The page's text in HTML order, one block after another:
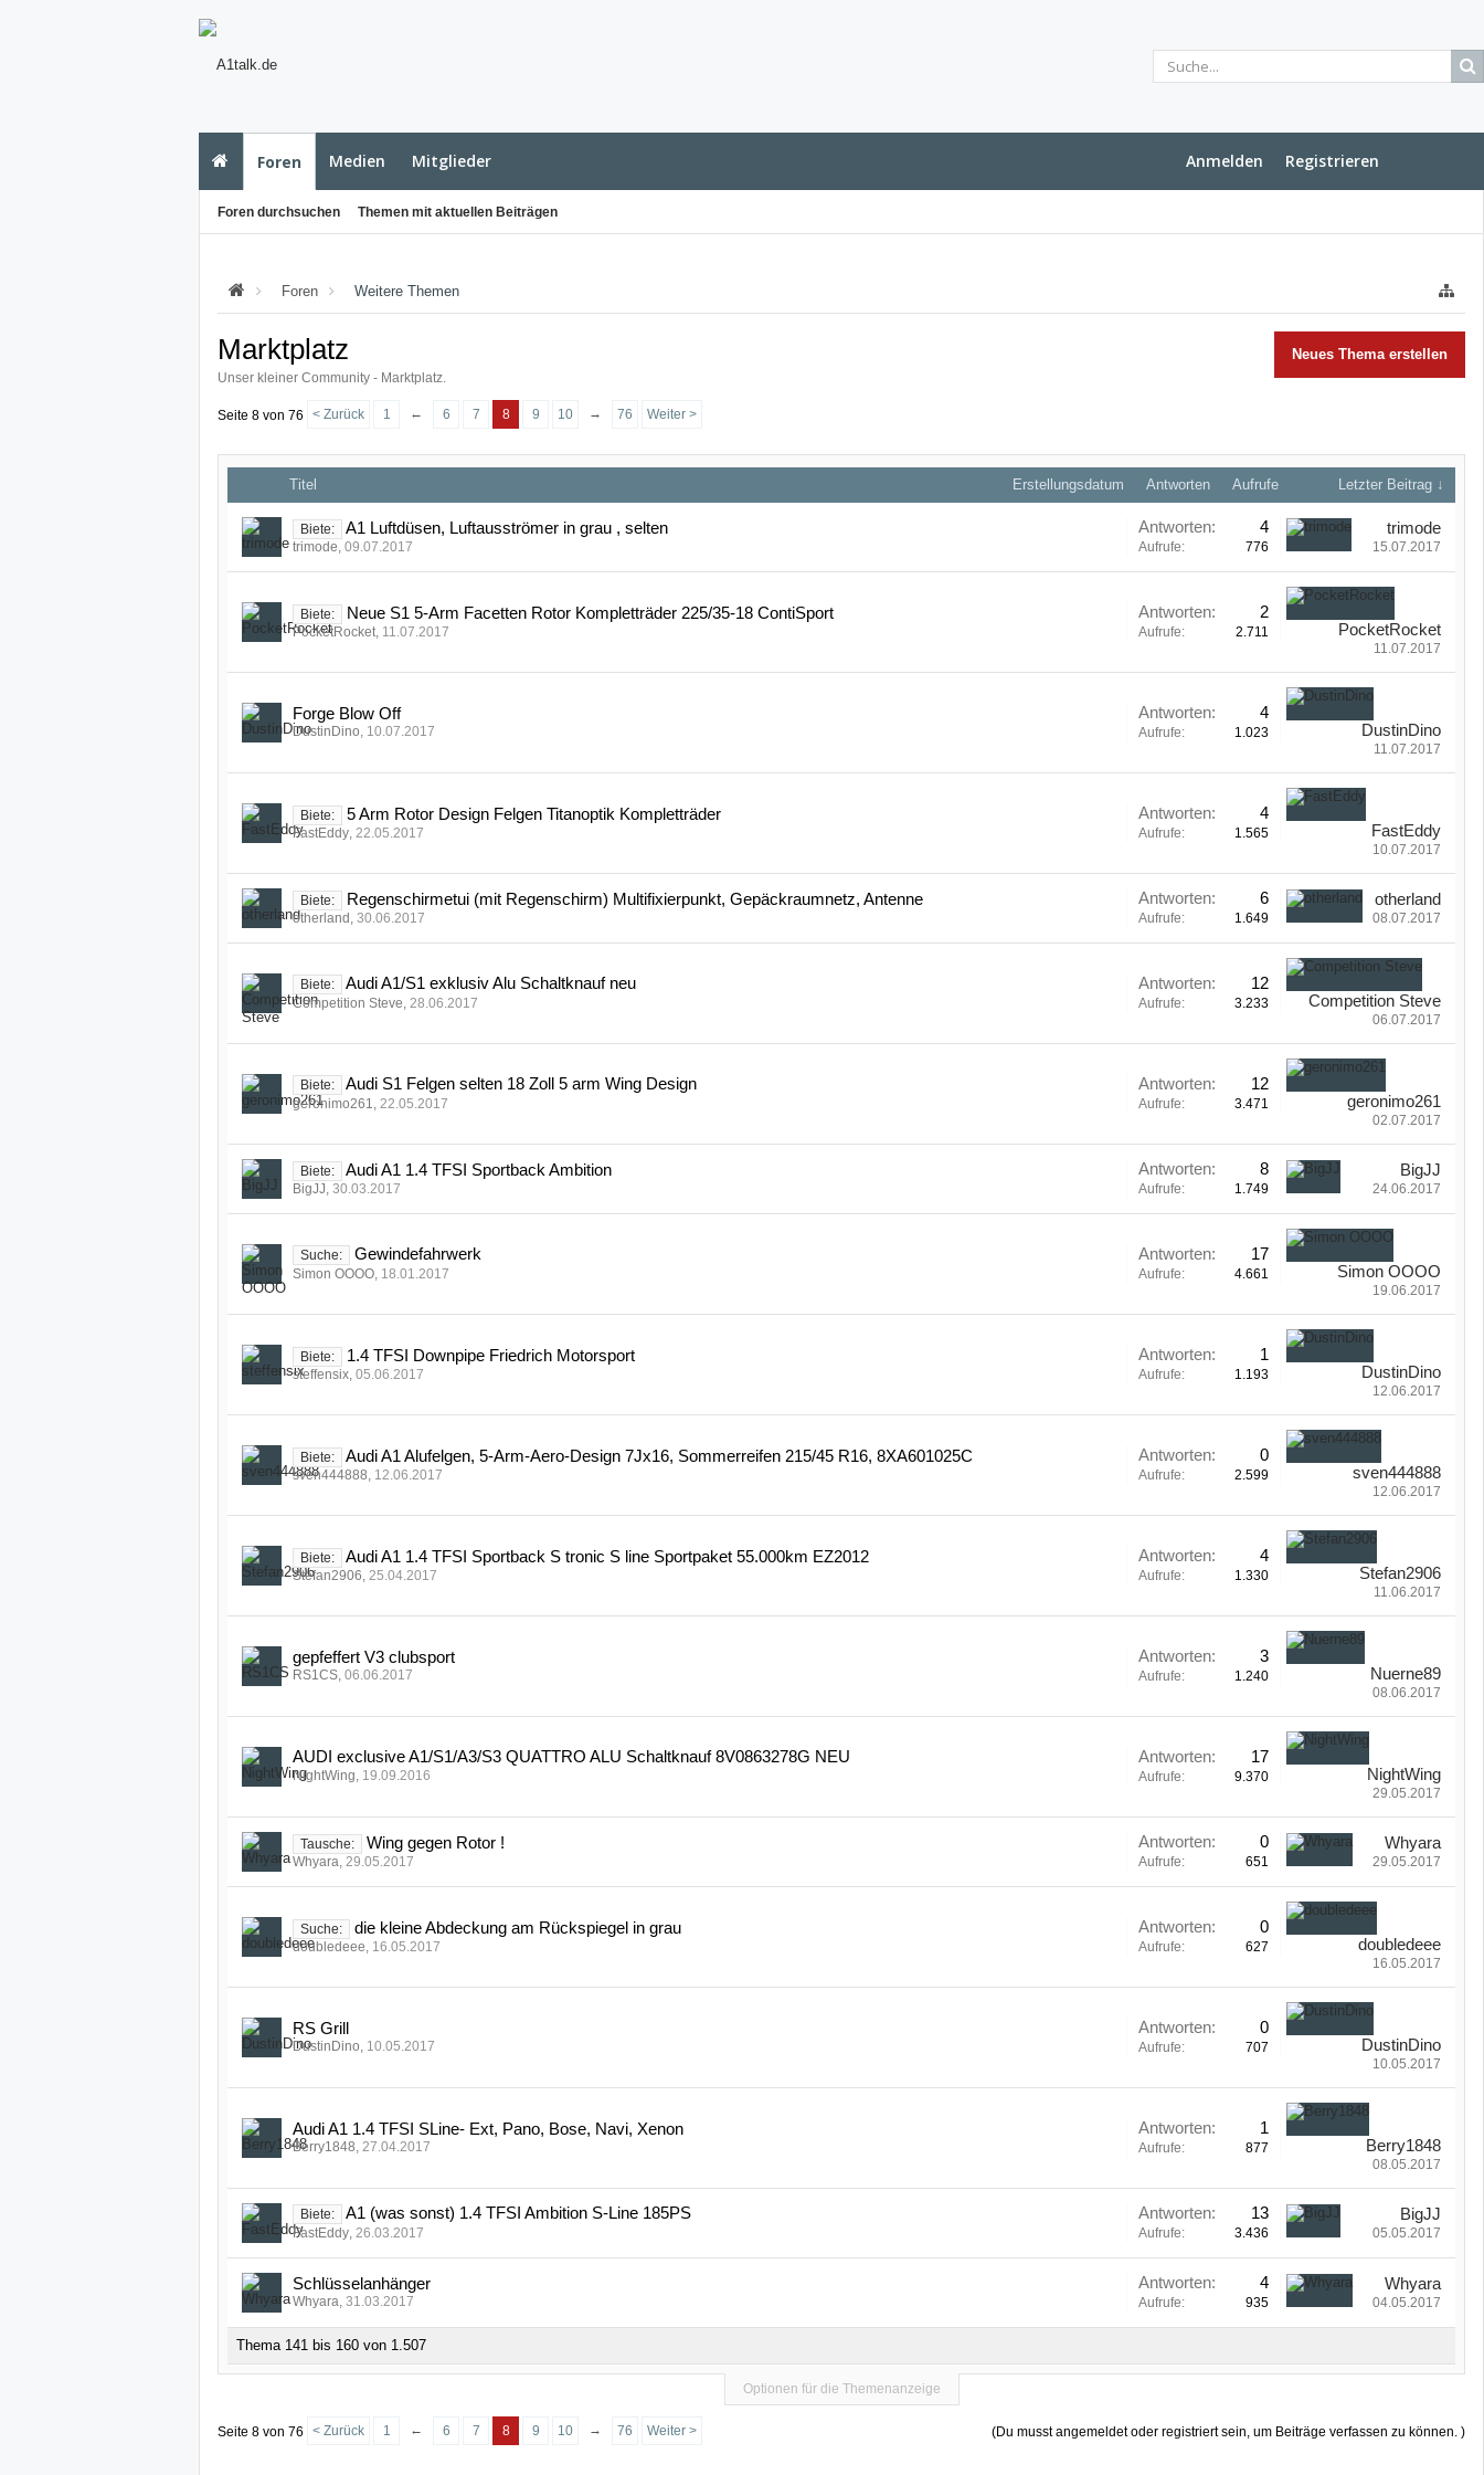
Foren
Foren durchsuchen Themen mit aktuellen Beiträgen
Medien Mitglieder Anmelden Registrieren
Foren Weitere Themen
Neues Thema erstellen
Marktplatz
Unser kleiner Community - Marktplatz.
Seite 8 von 76 < Zurück 1 ← 6 7 8 9 10 → 76 Weiter >
Titel Erstellungsdatum Antworten Aufrufe Letzter Beitrag ↓
Biete: A1 Luftdüsen, Luftausströmer in grau , selten
trimode, 09.07.2017
Antworten: 4
Aufrufe: 776
trimode
15.07.2017
Biete: Neue S1 5-Arm Facetten Rotor Kompletträder 225/35-18 ContiSport
PocketRocket, 11.07.2017
Antworten: 2
Aufrufe: 2.711 PocketRocket
11.07.2017
Forge Blow Off
DustinDino, 10.07.2017
Antworten: 4
Aufrufe: 1.023 DustinDino
11.07.2017
Biete: 5 Arm Rotor Design Felgen Titanoptik Kompletträder
FastEddy, 22.05.2017
Antworten: 4
Aufrufe: 1.565 FastEddy
10.07.2017
Biete: Regenschirmetui (mit Regenschirm) Multifixierpunkt, Gepäckraumnetz, Antenne
otherland , 30.06.2017
Antworten: 6
Aufrufe: 1.649
otherland
08.07.2017
Biete: Audi A1/S1 exklusiv Alu Schaltknauf neu
Competition Steve, 28.06.2017
Antworten: 12
Aufrufe: 3.233 Competition Steve
06.07.2017
Biete: Audi S1 Felgen selten 18 Zoll 5 arm Wing Design
geronimo261, 22.05.2017
Antworten: 12
Aufrufe: 3.471 geronimo261
02.07.2017
Biete: Audi A1 1.4 TFSI Sportback Ambition
BigJJ, 30.03.2017
Antworten: 8
Aufrufe: 1.749
BigJJ
24.06.2017
Suche: Gewindefahrwerk
Simon OOOO, 18.01.2017
Antworten: 17
Aufrufe: 4.661 Simon OOOO
19.06.2017
Biete: 1.4 TFSI Downpipe Friedrich Motorsport
steffensix, 05.06.2017
Antworten: 1
Aufrufe: 1.193 DustinDino
12.06.2017
Biete: Audi A1 Alufelgen, 5-Arm-Aero-Design 7Jx16, Sommerreifen 215/45 R16, 8XA601025C
sven444888, 12.06.2017
Antworten: 0
Aufrufe: 2.599 sven444888
12.06.2017
Biete: Audi A1 1.4 TFSI Sportback S tronic S line Sportpaket 55.000km EZ2012
Stefan2906, 25.04.2017
Antworten: 4
Aufrufe: 1.330 Stefan2906
11.06.2017
gepfeffert V3 clubsport
RS1CS, 06.06.2017
Antworten: 3
Aufrufe: 1.240 Nuerne89
08.06.2017
AUDI exclusive A1/S1/A3/S3 QUATTRO ALU Schaltknauf 8V0863278G NEU
NightWing, 19.09.2016
Antworten: 17
Aufrufe: 9.370 NightWing
29.05.2017
Tausche: Wing gegen Rotor !
Whyara, 29.05.2017
Antworten: 0
Aufrufe: 651
Whyara
29.05.2017
Suche: die kleine Abdeckung am Rückspiegel in grau
doubledeee, 16.05.2017
Antworten: 0
Aufrufe: 627 doubledeee
16.05.2017
RS Grill
DustinDino, 10.05.2017
Antworten: 0
Aufrufe: 707 DustinDino
10.05.2017
Audi A1 1.4 TFSI SLine- Ext, Pano, Bose, Navi, Xenon
Berry1848, 27.04.2017
Antworten: 1
Aufrufe: 877 Berry1848
08.05.2017
Biete: A1 (was sonst) 1.4 TFSI Ambition S-Line 185PS
FastEddy, 26.03.2017
Antworten: 13
Aufrufe: 3.436
BigJJ
05.05.2017
Schlüsselanhänger
Whyara, 31.03.2017
Antworten: 4
Aufrufe: 935
Whyara
04.05.2017
Thema 141 bis 160 von 1.507
Optionen für die Themenanzeige
(Du musst angemeldet oder registriert sein, um Beiträge verfassen zu können. )
Seite 8 von 76 < Zurück 1 ← 6 7 8 9 10 → 76 Weiter >